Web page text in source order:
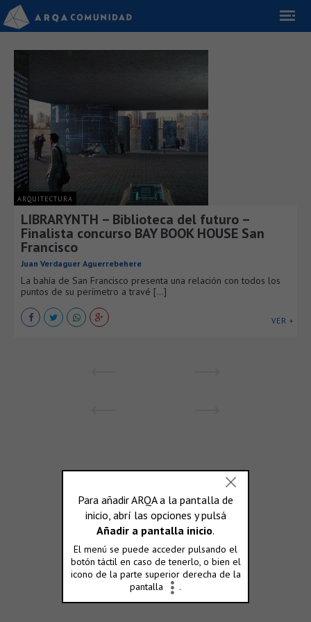
ARQUITECTURA
LIBRARYNTH – Biblioteca del futuro –
Finalista concurso BAY BOOK HOUSE San
Francisco
Juan Verdaguer Aguerrebehere
La bahía de San Francisco presenta una relación con todos los
puntos de su perímetro a travé [...]
VER +